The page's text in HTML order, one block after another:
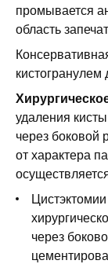
промывается
область
кистогранулем
удаления
через боковой
от характера
через